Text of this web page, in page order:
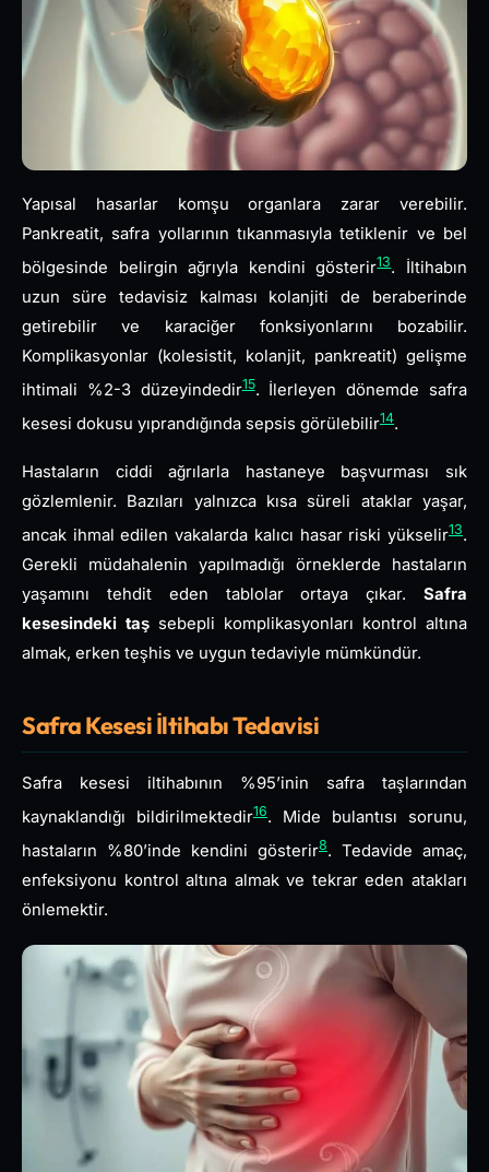
Yapısal hasarlar komşu organlara zarar verebilir.
Pankreatit, safra yollarının tıkanmasıyla tetiklenir ve bel
bölgesinde belirgin ağrıyla kendini gösterir13. İltihabın
uzun süre tedavisiz kalması kolanjiti de beraberinde
getirebilir ve karaciğer fonksiyonlarını bozabilir.
Komplikasyonlar (kolesistit, kolanjit, pankreatit) gelişme
ihtimali %2-3 düzeyindedir15. İlerleyen dönemde safra
kesesi dokusu yıprandığında sepsis görülebilir14.
Hastaların ciddi ağrılarla hastaneye başvurması sık
gözlemlenir. Bazıları yalnızca kısa süreli ataklar yaşar,
ancak ihmal edilen vakalarda kalıcı hasar riski yükselir13.
Gerekli müdahalenin yapılmadığı örneklerde hastaların
yaşamını tehdit eden tablolar ortaya çıkar. Safra
kesesindeki taş sebepli komplikasyonları kontrol altına
almak, erken teşhis ve uygun tedaviyle mümkündür.
Safra Kesesi İltihabı Tedavisi
Safra kesesi iltihabının %95’inin safra taşlarından
kaynaklandığı bildirilmektedir16. Mide bulantısı sorunu,
hastaların %80’inde kendini gösterir8. Tedavide amaç,
enfeksiyonu kontrol altına almak ve tekrar eden atakları
önlemektir.